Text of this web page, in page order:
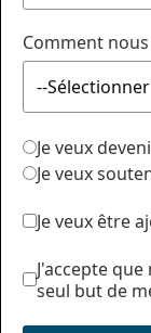
Comment
Je veux
Je veux
Je veux être
J'accepte
seul but de